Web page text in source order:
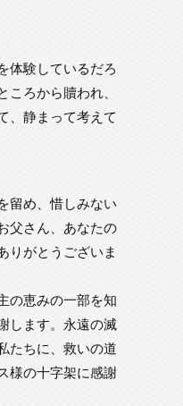
体験しているだろ
ろから贖われ、
、静まって考えて
留め、惜しみない
父さん、あなたの
りがとうございま
の恵みの一部を知
します。永遠の滅
たちに、救いの道
様の十字架に感謝